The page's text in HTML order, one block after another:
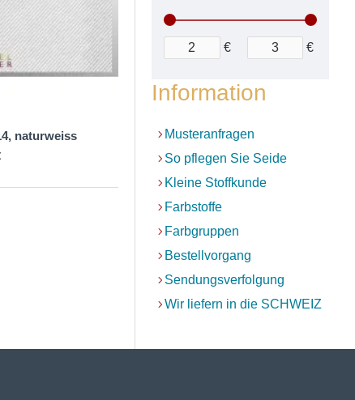
naturweiss
€ €
Information
Musteranfragen
So pflegen Sie Seide
Kleine Stoffkunde
Farbstoffe
Farbgruppen
Bestellvorgang
Sendungsverfolgung
Wir liefern in die SCHWEIZ